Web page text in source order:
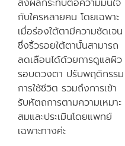
ส่งผลกระทบต่อความมั่นใจ
กับใครหลายคน โดยเฉพาะ
เมื่อร่องใต้ตามีความชัดเจน
ซึ่งริ้วรอยใต้ตานั้นสามารถ
ลดเลือนได้ด้วยการดูแลผิว
รอบดวงตา ปรับพฤติกรรม
การใช้ชีวิต รวมถึงการเข้า
รับหัตถการตามความเหมาะ
สมและประเมินโดยแพทย์
เฉพาะทางค่ะ